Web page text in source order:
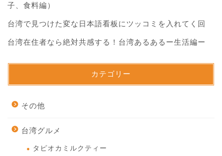
子、食料編）
台湾で見つけた変な日本語看板にツッコミを入れてく回
台湾在住者なら絶対共感する！台湾あるあるー生活編ー
カテゴリー
その他
台湾グルメ
タピオカミルクティー